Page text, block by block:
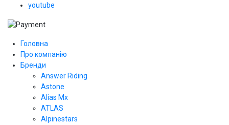
youtube
Головна
Про компанію
Бренди
Answer Riding
Astone
Alias Mx
ATLAS
Alpinestars